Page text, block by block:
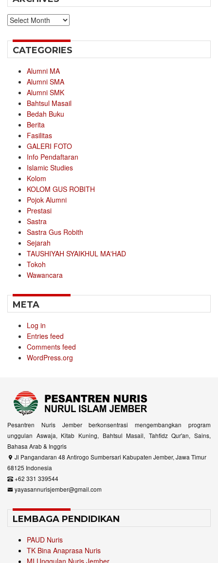
Archives
CATEGORIES
Alumni MA
Alumni SMA
Alumni SMK
Bahtsul Masail
Bedah Buku
Berita
Fasilitas
GALERI FOTO
Info Pendaftaran
Islamic Studies
Kolom
KOLOM GUS ROBITH
Pojok Alumni
Prestasi
Sastra
Sastra Gus Robith
Sejarah
TAUSHIYAH SYAIKHUL MA'HAD
Tokoh
Wawancara
META
Log in
Entries feed
Comments feed
WordPress.org
Pesantren Nuris Jember berkonsentrasi mengembangkan program
unggulan Aswaja, Kitab Kuning, Bahtsul Masail, Tahfidz Qur'an, Sains,
Bahasa Arab & Inggris
Jl Pangandaran 48 Antirogo Sumbersari Kabupaten Jember, Jawa Timur
68125 Indonesia
+62 331 339544
yayasannurisjember@gmail.com
LEMBAGA PENDIDIKAN
PAUD Nuris
TK Bina Anaprasa Nuris
MI Unggulan Nuris Jember